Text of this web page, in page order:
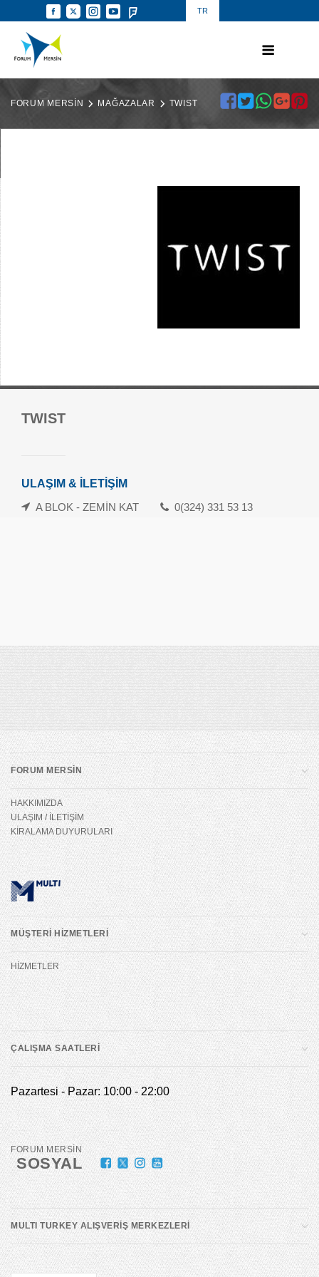
TR
FORUM MERSİN MAĞAZALAR TWIST
TWIST
ULAŞIM & İLETİŞİM
A BLOK - ZEMİN KAT
0(324) 331 53 13
Forum Mersin Alışveriş Merkezi
İletişim: 0324 239 10 70
Havamaş Servis Saatleri
FORUM MERSİN
HAKKIMIZDA
ULAŞIM / İLETİŞİM
KİRALAMA DUYURULARI
MÜŞTERİ HİZMETLERİ
HİZMETLER
ÇALIŞMA SAATLERİ
Pazartesi - Pazar: 10:00 - 22:00
FORUM MERSİN
SOSYAL
MULTI TURKEY ALIŞVERİŞ MERKEZLERİ